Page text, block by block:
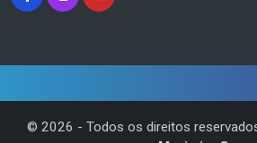
© 2026 - Todos os direitos